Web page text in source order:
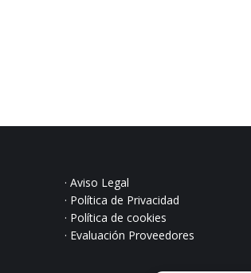
· Aviso Legal
· Política de Privacidad
· Política de cookies
· Evaluación Proveedores